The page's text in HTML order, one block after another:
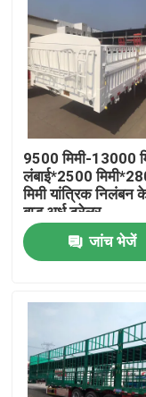
उत्पादों
9500 मिमी-13000
लंबाई*2500
मिमी यांत्रिक निलंबन
बाड़ अर्ध ट्रेलर
जांच भेजें